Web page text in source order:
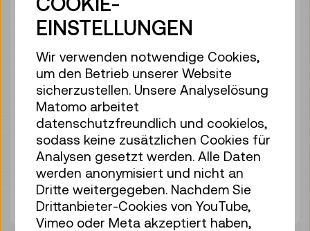
WELTRAUM FÜR ALLE!?
NIMMT GESTALT AN
25. April 2025
Technisches Museum Wien
Mehr erfahren
EINSTELLUNGEN
Wir verwenden notwendige Cookies,
um den Betrieb unserer Website
sicherzustellen. Unsere Analyselösung
Matomo arbeitet
datenschutzfreundlich und cookielos,
sodass keine zusätzlichen Cookies für
Analysen gesetzt werden. Alle Daten
werden anonymisiert und nicht an
Dritte weitergegeben. Nachdem Sie
Drittanbieter-Cookies von YouTube,
Vimeo oder Meta akzeptiert haben,